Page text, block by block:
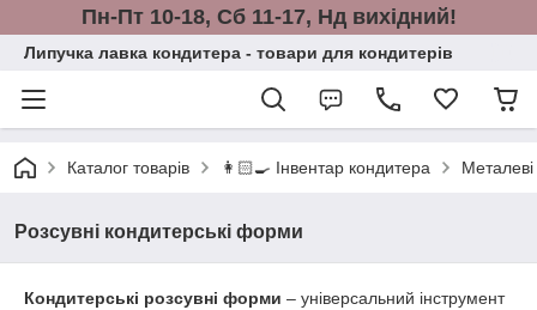
Пн-Пт 10-18, Сб 11-17, Нд вихідний!
Липучка лавка кондитера - товари для кондитерів
Каталог товарів 👩🏻‍🍳 Інвентар кондитера
Розсувні кондитерські форми
Кондитерські розсувні форми – універсальний інструмент